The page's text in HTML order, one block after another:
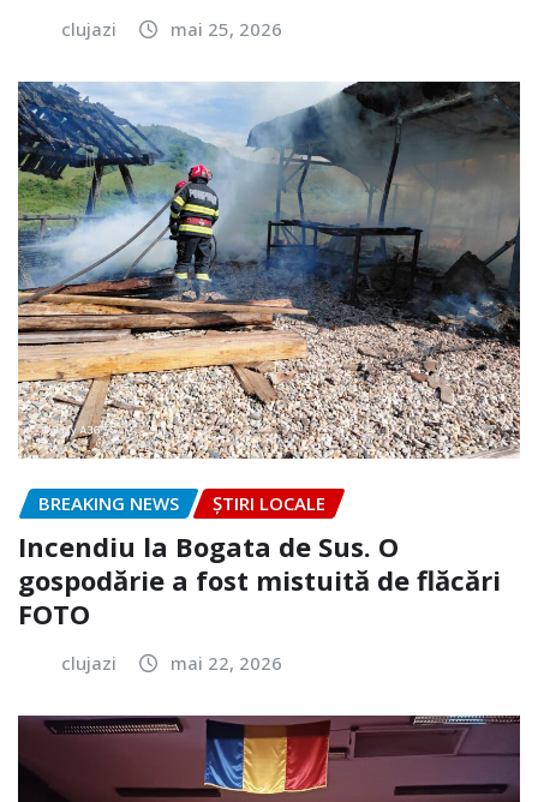
clujazi mai 25, 2026
BREAKING NEWS ȘTIRI LOCALE
Incendiu la Bogata de Sus. O
gospodărie a fost mistuită de flăcări
FOTO
clujazi mai 22, 2026